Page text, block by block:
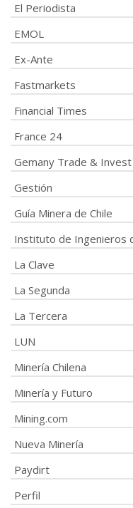
El Periodista
EMOL
Ex-Ante
Fastmarkets
Financial Times
France 24
Gemany Trade & Invest
Gestión
Guía Minera de Chile
Instituto de Ingenieros
La Clave
La Segunda
La Tercera
LUN
Minería Chilena
Minería y Futuro
Mining.com
Nueva Minería
Paydirt
Perfil